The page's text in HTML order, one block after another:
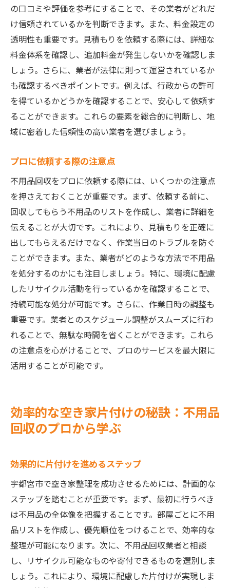
の口コミや評価を参考にすることで、その業者がどれだ
け信頼されているかを判断できます。また、料金設定の
透明性も重要です。見積もりを依頼する際には、詳細な
料金体系を確認し、追加料金が発生しないかを確認しま
しょう。さらに、業者が法律に則って運営されているか
も確認するべきポイントです。例えば、行政からの許可
を得ているかどうかを確認することで、安心して依頼す
ることができます。これらの要素を総合的に判断し、地
域に密着した信頼性の高い業者を選びましょう。
プロに依頼する際の注意点
不用品回収をプロに依頼する際には、いくつかの注意点
を押さえておくことが重要です。まず、依頼する前に、
回収してもらう不用品のリストを作成し、業者に詳細を
伝えることが大切です。これにより、見積もりを正確に
出してもらえるだけでなく、作業当日のトラブルを防ぐ
ことができます。また、業者がどのような方法で不用品
を処分するのかにも注目しましょう。特に、環境に配慮
したリサイクル活動を行っているかを確認することで、
持続可能な処分が可能です。さらに、作業日時の調整も
重要です。業者とのスケジュール調整がスムーズに行わ
れることで、無駄な時間を省くことができます。これら
の注意点を心がけることで、プロのサービスを最大限に
活用することが可能です。
効率的な空き家片付けの秘訣：不用品
回収のプロから学ぶ
効果的に片付けを進めるステップ
宇都宮市で空き家整理を成功させるためには、計画的な
ステップを踏むことが重要です。まず、最初に行うべき
は不用品の全体像を把握することです。部屋ごとに不用
品リストを作成し、優先順位をつけることで、効率的な
整理が可能になります。次に、不用品回収業者と相談
し、リサイクル可能なものや寄付できるものを選別しま
しょう。これにより、環境に配慮した片付けが実現しま